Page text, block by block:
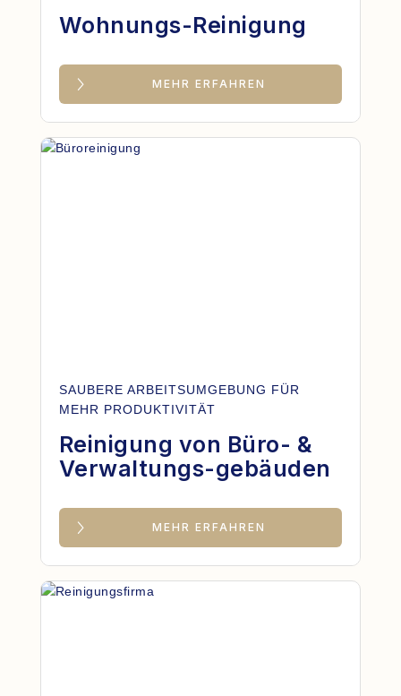
Wohnungs-Reinigung
MEHR ERFAHREN
SAUBERE ARBEITSUMGEBUNG FÜR
MEHR PRODUKTIVITÄT
Reinigung von Büro- &
Verwaltungs-gebäuden
MEHR ERFAHREN